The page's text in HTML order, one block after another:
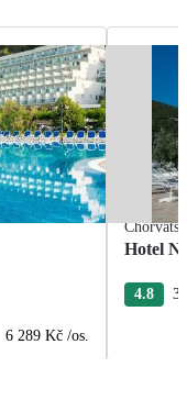
6 289 Kč /os.
Hotel
4.8